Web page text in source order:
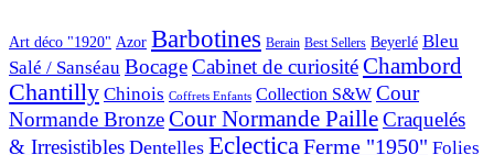
Art déco "1920" Azor Barbotines Berain Best Sellers Beyerlé Bleu
Salé / Sanséau BocageCabinet de curiositéChambord
Chantilly Chinois Coffrets Enfants Collection S&W Cour
Normande BronzeCour Normande PailleCraquelés
& Irresistibles Dentelles EclecticaFerme "1950" Folies